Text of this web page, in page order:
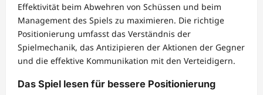
Effektivität beim Abwehren von Schüssen und beim
Management des Spiels zu maximieren. Die richtige
Positionierung umfasst das Verständnis der
Spielmechanik, das Antizipieren der Aktionen der Gegner
und die effektive Kommunikation mit den Verteidigern.
Das Spiel lesen für bessere Positionierung